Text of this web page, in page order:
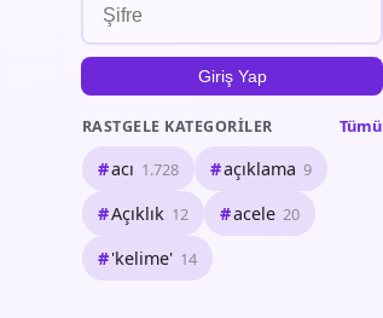
Giriş Yap
RASTGELE KATEGORILER Tümü
acı 1.728 açıklama 9
Açıklık 12 acele 20
'kelime' 14